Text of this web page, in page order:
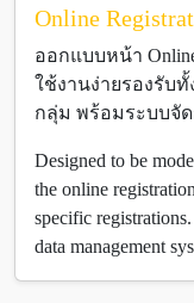
Online
ออกแบบหน้า
ใช้งานง่ายรองรับ
กลุ่ม พร้อมระบบจั
Designed to be
the online
specific
data management